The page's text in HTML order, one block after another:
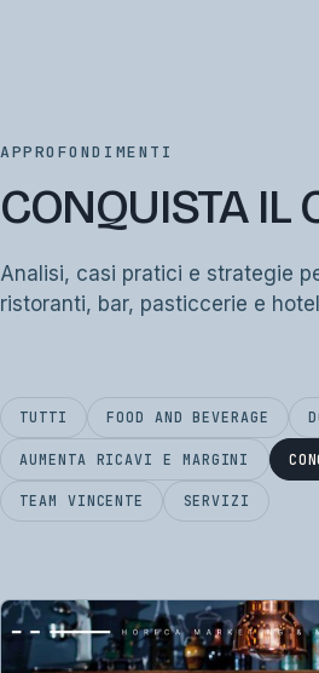
APPROFONDIMENTI
CONQUISTA IL
Analisi, casi pratici e strategie
ristoranti, bar, pasticcerie e
TUTTI FOOD AND BEVERAGE
AUMENTA RICAVI E MARGINI
TEAM VINCENTE SERVIZI